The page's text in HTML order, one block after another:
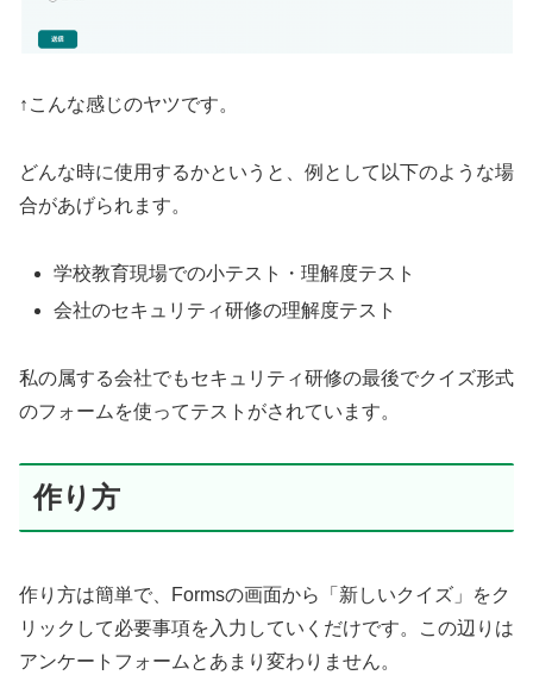
↑こんな感じのヤツです。
どんな時に使用するかというと、例として以下のような場
合があげられます。
学校教育現場での小テスト・理解度テスト
会社のセキュリティ研修の理解度テスト
私の属する会社でもセキュリティ研修の最後でクイズ形式
のフォームを使ってテストがされています。
作り方
作り方は簡単で、Formsの画面から「新しいクイズ」をク
リックして必要事項を入力していくだけです。この辺りは
アンケートフォームとあまり変わりません。